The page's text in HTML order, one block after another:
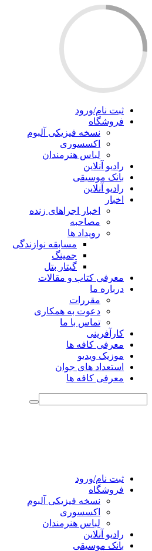
ثبت نام/ورود
فروشگاه
نسخه فیزیکی آلبوم
اکسسوری
لباس هنرمندان
رادیو آنلاین
بانک موسیقی
رادیو آنلاین
اخبار
اخبار اجراهای زنده
مصاحبه
رویداد ها
مسابقه نوازندگی
جمینگ
گیتار بتل
معرفی کتاب و مقالات
درباره ما
مقررات
دعوت به همکاری
تماس با ما
کارآفرینی
معرفی کافه ها
موزیک ویدیو
استعداد های جوان
معرفی کافه ها
ثبت نام/ورود
فروشگاه
نسخه فیزیکی آلبوم
اکسسوری
لباس هنرمندان
رادیو آنلاین
بانک موسیقی